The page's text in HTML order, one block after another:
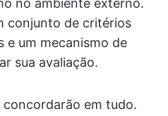
no ambiente externo.
conjunto de critérios
e um mecanismo de
sua avaliação.
em tudo.